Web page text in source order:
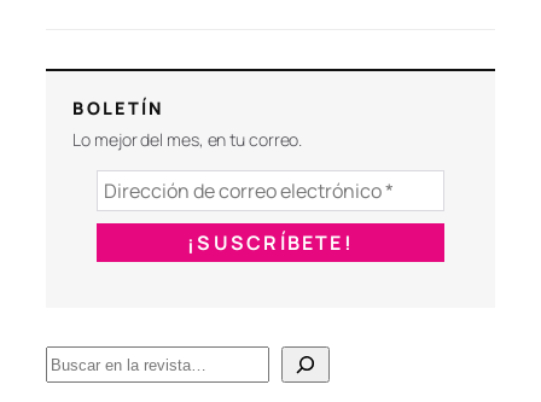
BOLETÍN
Lo mejor del mes, en tu correo.
B
u